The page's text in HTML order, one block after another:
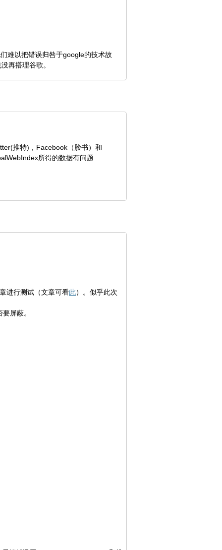
难以把错误归咎于google的技术故
再搭理谷歌。
推特)，Facebook（脸书）和
所得的数据有问题
进行测试（文章可看此）。似乎此次
屏蔽。